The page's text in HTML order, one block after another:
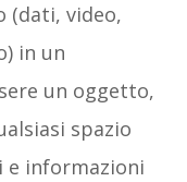
(dati, video,
in un
un oggetto,
spazio
e informazioni